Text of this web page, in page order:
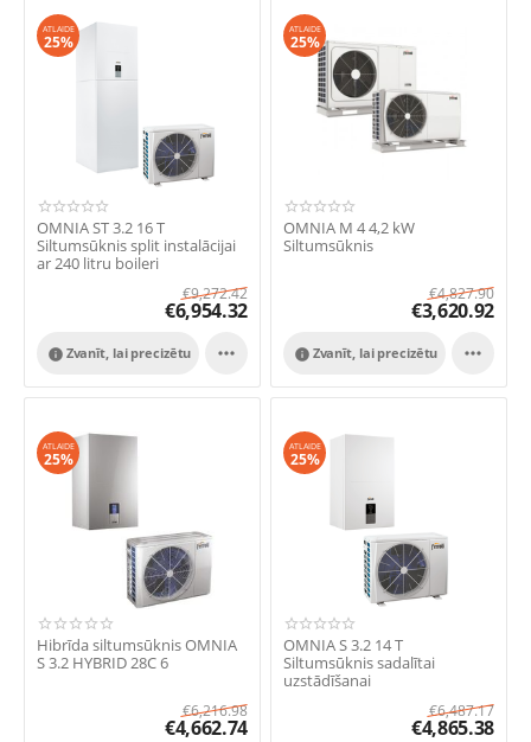
ATLAIDE
25%
OMNIA ST 3.2 16 T
Siltumsūknis split instalācijai
ar 240 litru boileri
€9,272.42
€6,954.32
Zvanīt, lai precizētu
 
ATLAIDE
25%
OMNIA M 4 4,2 kW
Siltumsūknis
€4,827.90
€3,620.92
Zvanīt, lai precizētu
 
ATLAIDE
25%
Hibrīda siltumsūknis OMNIA
S 3.2 HYBRID 28C 6
€6,216.98
€4,662.74
ATLAIDE
25%
OMNIA S 3.2 14 T
Siltumsūknis sadalītai
uzstādīšanai
€6,487.17
€4,865.38